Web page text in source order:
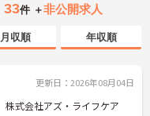
33件 ＋非公開求人
月収順 年収順
更新日：2026年08月04日
株式会社アズ・ライフケア